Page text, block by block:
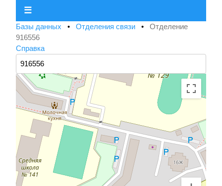
☰
Базы данных • Отделения связи • Отделение
916556
Справка